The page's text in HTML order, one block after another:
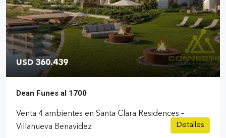
USD 360.439
Dean Funes al 1700
Venta 4 ambientes en Santa Clara Residences –
Villanueva Benavidez
Detalles